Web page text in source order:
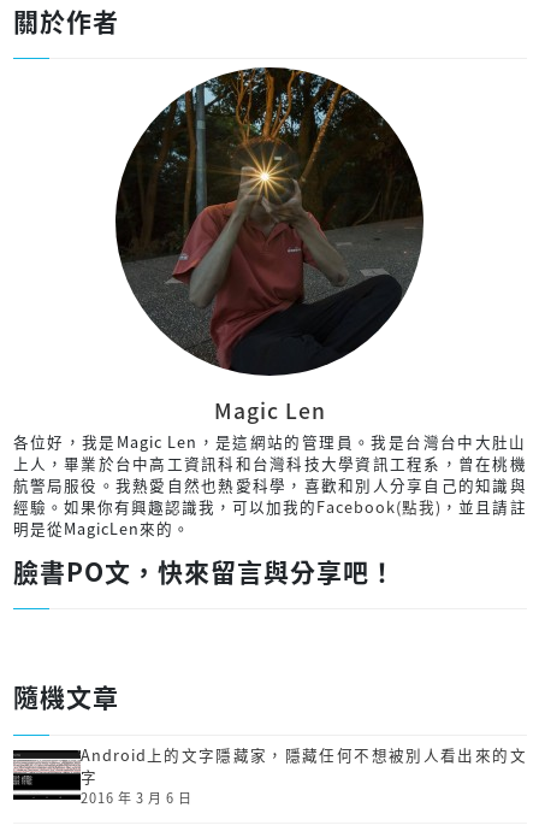
關於作者
Magic Len
各位好，我是Magic Len，是這網站的管理員。我是台灣台中大肚山
上人，畢業於台中高工資訊科和台灣科技大學資訊工程系，曾在桃機
航警局服役。我熱愛自然也熱愛科學，喜歡和別人分享自己的知識與
經驗。如果你有興趣認識我，可以加我的Facebook(點我) ，並且請註
明是從MagicLen來的。
臉書PO文，快來留言與分享吧！
隨機文章
Android上的文字隱藏家，隱藏任何不想被別人看出來的文
字
2016 年 3 月 6 日